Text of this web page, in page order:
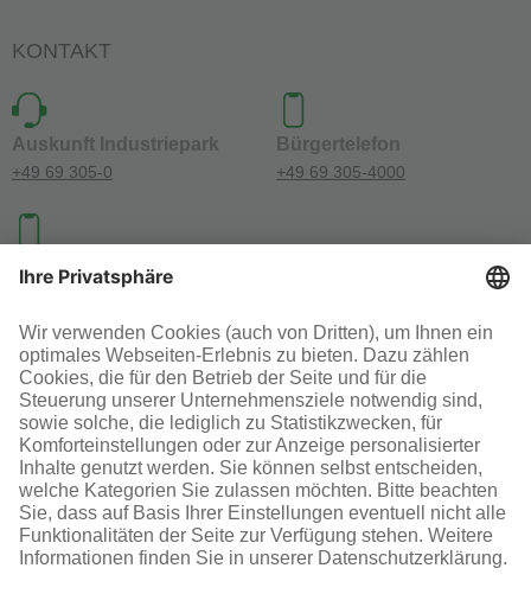
KONTAKT
Auskunft Industriepark
+49 69 305-0
Bürgertelefon
+49 69 305-4000
Investoren-Kontakt
+49 69 305-46300
SOCIAL MEDIA
AGB Impressum Datenschutz Cookie-Einstellungen